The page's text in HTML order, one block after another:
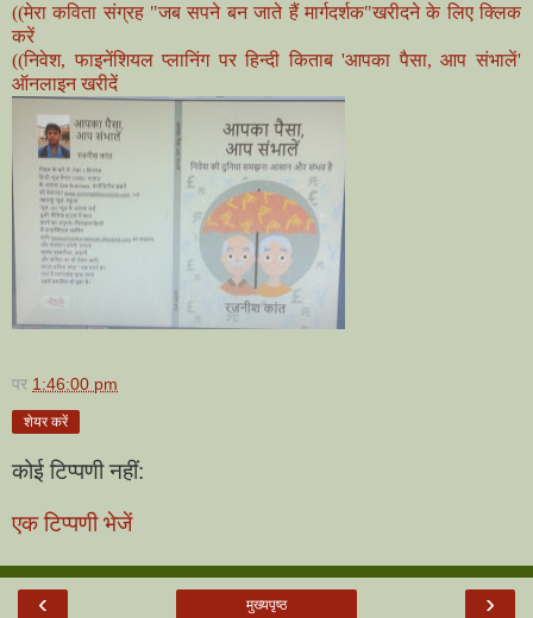
((मेरा कविता संग्रह "जब सपने बन जाते हैं मार्गदर्शक"खरीदने के लिए क्लिक
करें
((निवेश, फाइनेंशियल प्लानिंग पर हिन्दी किताब 'आपका पैसा, आप संभालें'
ऑनलाइन खरीदें
पर 1:46:00 pm
शेयर करें
कोई टिप्पणी नहीं:
एक टिप्पणी भेजें
‹ ›
मुख्यपृष्ठ